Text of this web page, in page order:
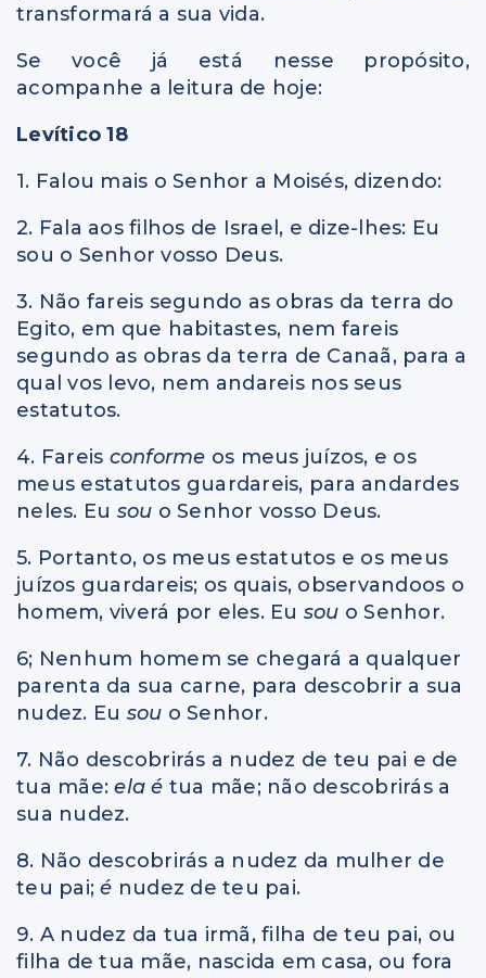
transformará a sua vida.
Se você já está nesse propósito,
acompanhe a leitura de hoje:
Levítico 18
1. Falou mais o Senhor a Moisés, dizendo:
2. Fala aos filhos de Israel, e dize-lhes: Eu
sou o Senhor vosso Deus.
3. Não fareis segundo as obras da terra do
Egito, em que habitastes, nem fareis
segundo as obras da terra de Canaã, para a
qual vos levo, nem andareis nos seus
estatutos.
4. Fareis conforme os meus juízos, e os
meus estatutos guardareis, para andardes
neles. Eu sou o Senhor vosso Deus.
5. Portanto, os meus estatutos e os meus
juízos guardareis; os quais, observandoos o
homem, viverá por eles. Eu sou o Senhor.
6; Nenhum homem se chegará a qualquer
parenta da sua carne, para descobrir a sua
nudez. Eu sou o Senhor.
7. Não descobrirás a nudez de teu pai e de
tua mãe:ela é tua mãe; não descobrirás a
sua nudez.
8. Não descobrirás a nudez da mulher de
teu pai;é nudez de teu pai.
9. A nudez da tua irmã, filha de teu pai, ou
filha de tua mãe, nascida em casa, ou fora